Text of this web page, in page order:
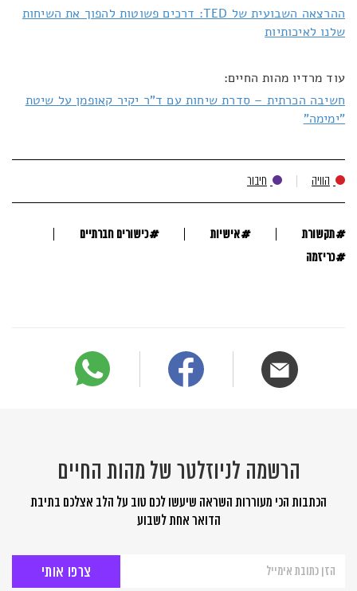
ההרצאה השבועית של TED: דרכים פשוטות להפוך את השיחות
שלנו לאיכותיות
עוד מרדיו מהות החיים:
חשיבה הכרתית – סדרת שיחות עם ד"ר יקיר קאופמן על שיטת
"ימימה"
הוויה חיבור
#תקשורת #אישיות #כישורים חברתיים
#כריזמה
הרשמה לניוזלטר של מהות החיים
הכתבות הכי מעוררות השראה שיעשו לכם טוב על הלב אצלכם בתיבת
הדואר אחת לשבוע
לניוזלטר